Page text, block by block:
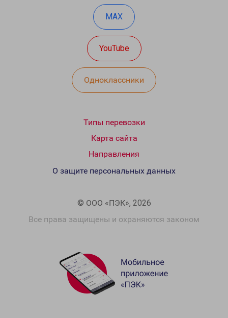
MAX
YouTube
Одноклассники
Типы перевозки
Карта сайта
Направления
© ООО «ПЭК», 2026
Все права защищены и охраняются законом
О защите персональных данных